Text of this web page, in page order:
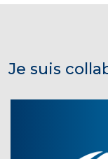
Je suis